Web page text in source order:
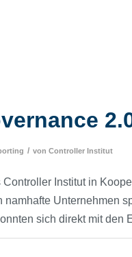
/ von Controller Institut
Institut in
namhafte Unternehmen
sich direkt mit den